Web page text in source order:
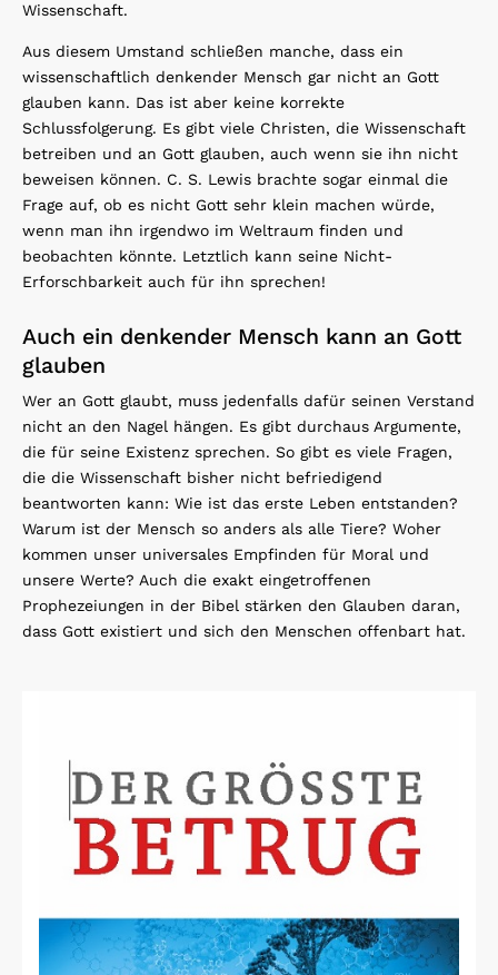
Wissenschaft.
Aus diesem Umstand schließen manche, dass ein
wissenschaftlich denkender Mensch gar nicht an Gott
glauben kann. Das ist aber keine korrekte
Schlussfolgerung. Es gibt viele Christen, die Wissenschaft
betreiben und an Gott glauben, auch wenn sie ihn nicht
beweisen können. C. S. Lewis brachte sogar einmal die
Frage auf, ob es nicht Gott sehr klein machen würde,
wenn man ihn irgendwo im Weltraum finden und
beobachten könnte. Letztlich kann seine Nicht-
Erforschbarkeit auch für ihn sprechen!
Auch ein denkender Mensch kann an Gott
glauben
Wer an Gott glaubt, muss jedenfalls dafür seinen Verstand
nicht an den Nagel hängen. Es gibt durchaus Argumente,
die für seine Existenz sprechen. So gibt es viele Fragen,
die die Wissenschaft bisher nicht befriedigend
beantworten kann: Wie ist das erste Leben entstanden?
Warum ist der Mensch so anders als alle Tiere? Woher
kommen unser universales Empfinden für Moral und
unsere Werte? Auch die exakt eingetroffenen
Prophezeiungen in der Bibel stärken den Glauben daran,
dass Gott existiert und sich den Menschen offenbart hat.